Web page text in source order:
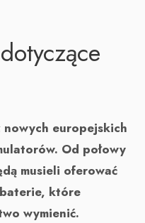
europejskich
Od połowy
musieli oferować
które
wymienić.